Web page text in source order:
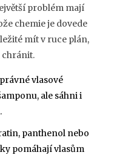
problém mají
chemie je dovede
mít v ruce plán,
chránit.
vlasové
ale sáhni i
panthenol nebo
pomáhají vlasům